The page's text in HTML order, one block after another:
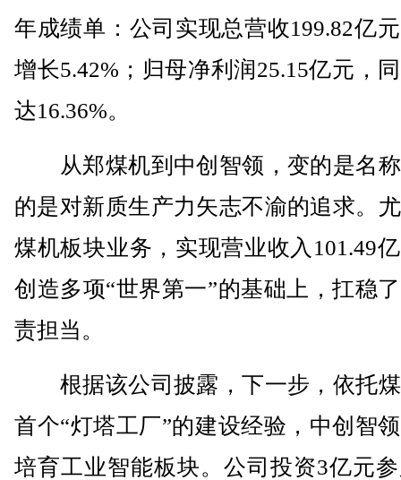
年成绩单：公司实现总营收199.82亿
增长5.42%；归母净利润25.15亿元，
达16.36%。
从郑煤机到中创智领，变的是名
的是对新质生产力矢志不渝的追求。
煤机板块业务，实现营业收入101.49
创造多项“世界第一”的基础上，扛稳
责担当。
根据该公司披露，下一步，依托
首个“灯塔工厂”的建设经验，中创智
培育工业智能板块。公司投资3亿元